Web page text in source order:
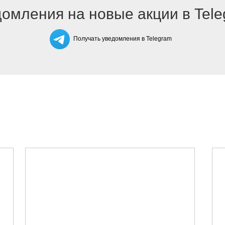
на новые акции в
Получать уведомления в Telegram